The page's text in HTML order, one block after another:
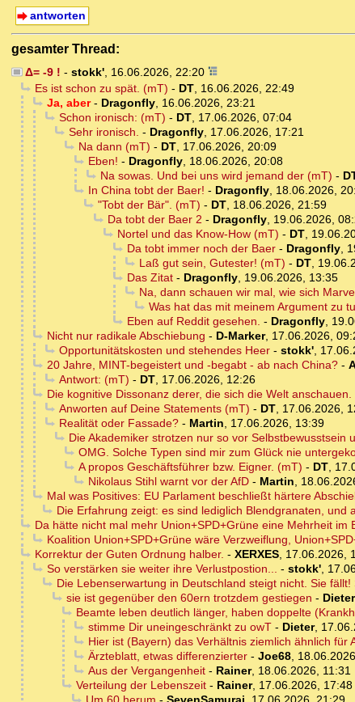
antworten
gesamter Thread:
Δ= -9 ! - stokk', 16.06.2026, 22:20
Es ist schon zu spät. (mT) - DT, 16.06.2026, 22:49
Ja, aber- Dragonfly, 16.06.2026, 23:21
Schon ironisch: (mT) - DT, 17.06.2026, 07:04
Sehr ironisch. - Dragonfly, 17.06.2026, 17:21
Na dann (mT) - DT, 17.06.2026, 20:09
Eben! - Dragonfly, 18.06.2026, 20:08
Na sowas. Und bei uns wird jemand der (mT) -
In China tobt der Baer! - Dragonfly, 18.06.2026,
"Tobt der Bär". (mT) - DT, 18.06.2026, 21:59
Da tobt der Baer 2 - Dragonfly, 19.06.2026,
Nortel und das Know-How (mT) - DT,
Da tobt immer noch der Baer- Dragonfly,
Laß gut sein, Gutester! (mT) - DT,
Das Zitat- Dragonfly, 19.06.2026, 13:35
Na, dann schauen wir mal, wie sich
Was hat das mit meinem Argument zu
Eben auf Reddit gesehen. - Dragonfly,
Nicht nur radikale Abschiebung - D-Marker, 17.06.2026,
Opportunitätskosten und stehendes Heer- stokk',
20 Jahre, MINT-begeistert und -begabt - ab nach China?-
Antwort: (mT) - DT, 17.06.2026, 12:26
Die kognitive Dissonanz derer, die sich die Welt anschauen.
Anworten auf Deine Statements (mT) - DT, 17.06.2026,
Realität oder Fassade?- Martin, 17.06.2026, 13:39
Die Akademiker strotzen nur so vor Selbstbewusstsein
OMG. Solche Typen sind mir zum Glück nie
A propos Geschäftsführer bzw. Eigner. (mT) - DT,
Nikolaus Stihl warnt vor der AfD- Martin,
Mal was Positives: EU Parlament beschließt härtere
Die Erfahrung zeigt: es sind lediglich Blendgranaten, und
Da hätte nicht mal mehr Union+SPD+Grüne eine Mehrheit im
Koalition Union+SPD+Grüne wäre Verzweiflung,
Korrektur der Guten Ordnung halber. - XERXES, 17.06.2026,
So verstärken sie weiter ihre Verlustpostion... - stokk',
Die Lebenserwartung in Deutschland steigt nicht. Sie fällt!
sie ist gegenüber den 60ern trotzdem gestiegen - Dieter
Beamte leben deutlich länger, haben doppelte
stimme Dir uneingeschränkt zu owT- Dieter,
Hier ist (Bayern) das Verhältnis ziemlich ähnlich für
Ärzteblatt, etwas differenzierter- Joe68,
Aus der Vergangenheit- Rainer, 18.06.2026, 11:31
Verteilung der Lebenszeit- Rainer, 17.06.2026, 17:48